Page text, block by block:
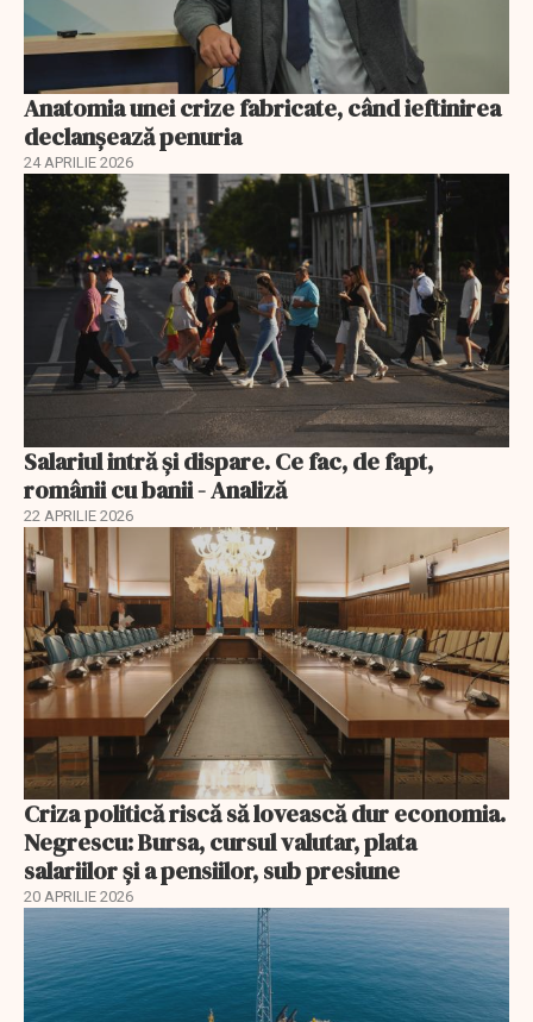
Anatomia unei crize fabricate, când ieftinirea
declanșează penuria
24 APRILIE 2026
Salariul intră și dispare. Ce fac, de fapt,
românii cu banii - Analiză
22 APRILIE 2026
Criza politică riscă să lovească dur economia.
Negrescu: Bursa, cursul valutar, plata
salariilor şi a pensiilor, sub presiune
20 APRILIE 2026